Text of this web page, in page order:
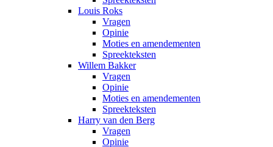
Louis Roks
Vragen
Opinie
Moties en amendementen
Spreekteksten
Willem Bakker
Vragen
Opinie
Moties en amendementen
Spreekteksten
Harry van den Berg
Vragen
Opinie